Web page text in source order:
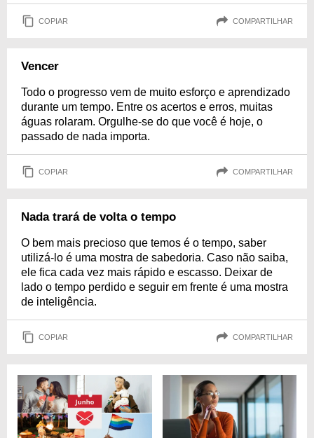
COPIAR COMPARTILHAR
Vencer
Todo o progresso vem de muito esforço e aprendizado
durante um tempo. Entre os acertos e erros, muitas
águas rolaram. Orgulhe-se do que você é hoje, o
passado de nada importa.
COPIAR COMPARTILHAR
Nada trará de volta o tempo
O bem mais precioso que temos é o tempo, saber
utilizá-lo é uma mostra de sabedoria. Caso não saiba,
ele fica cada vez mais rápido e escasso. Deixar de
lado o tempo perdido e seguir em frente é uma mostra
de inteligência.
COPIAR COMPARTILHAR